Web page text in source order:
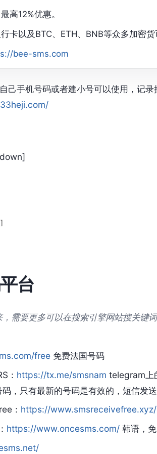
高12%优惠。
卡以及BTC、ETH、BNB等众多加密货
bee-sms.com
己手机号码或者建小号可以使用，记
台
，需要更多可以在搜索引擎网站搜关键
free 免费法国号码
： https://tx.me/smsnam telegram上
，只有最新的号码是有效的，短信发
： https://www.smsreceivefree.xyz/
https://www.oncesms.com/ 韩语，